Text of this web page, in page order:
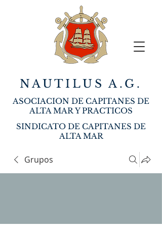
NAUTILUS A.G.
ASOCIACION DE CAPITANES DE
ALTA MAR Y PRACTICOS
SINDICATO DE CAPITANES DE
ALTA MAR
Grupos